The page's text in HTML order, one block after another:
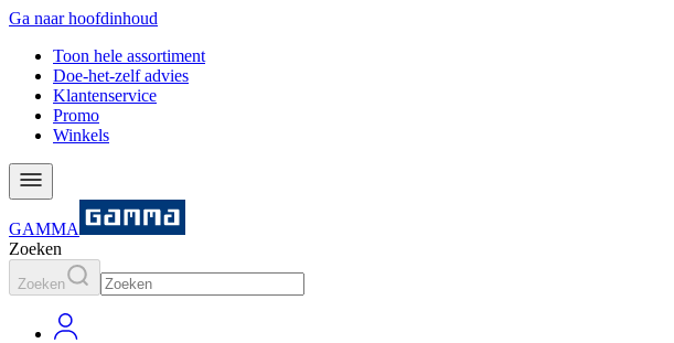
Ga naar hoofdinhoud
Toon hele assortiment
Doe-het-zelf advies
Klantenservice
Promo
Winkels
GAMMA
Zoeken
Zoeken